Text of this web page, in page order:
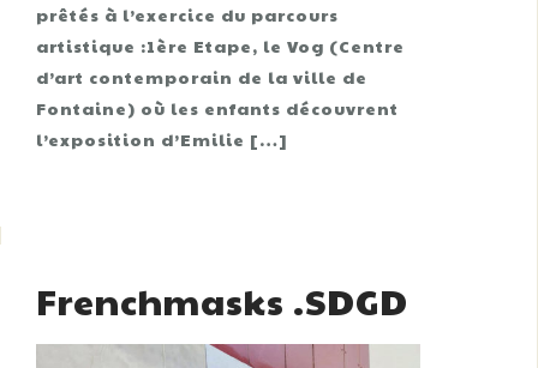
prêtés à l’exercice du parcours
artistique :1ère Etape, le Vog (Centre
d’art contemporain de la ville de
Fontaine) où les enfants découvrent
l’exposition d’Emilie […]
Frenchmasks .SDGD